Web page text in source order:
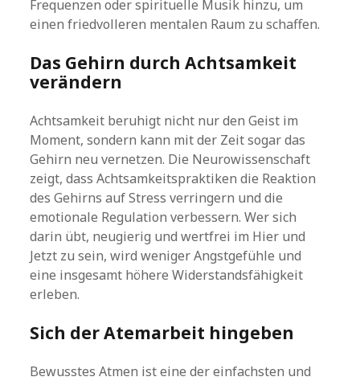
Frequenzen oder spirituelle Musik hinzu, um
einen friedvolleren mentalen Raum zu schaffen.
Das Gehirn durch Achtsamkeit
verändern
Achtsamkeit beruhigt nicht nur den Geist im
Moment, sondern kann mit der Zeit sogar das
Gehirn neu vernetzen. Die Neurowissenschaft
zeigt, dass Achtsamkeitspraktiken die Reaktion
des Gehirns auf Stress verringern und die
emotionale Regulation verbessern. Wer sich
darin übt, neugierig und wertfrei im Hier und
Jetzt zu sein, wird weniger Angstgefühle und
eine insgesamt höhere Widerstandsfähigkeit
erleben.
Sich der Atemarbeit hingeben
Bewusstes Atmen ist eine der einfachsten und